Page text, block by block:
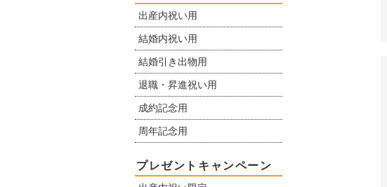
出産内祝い用
結婚内祝い用
結婚引き出物用
退職・昇進祝い用
成約記念用
周年記念用
プレゼントキャンペーン